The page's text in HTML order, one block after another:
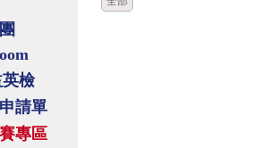
檢
請單
專區